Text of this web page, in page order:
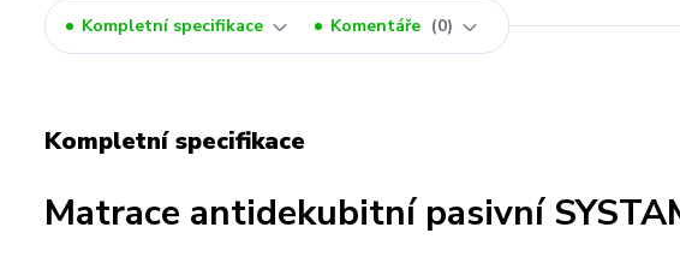
Kompletní specifikace Komentáře 0
Kompletní specifikace
Matrace antidekubitní pasivní